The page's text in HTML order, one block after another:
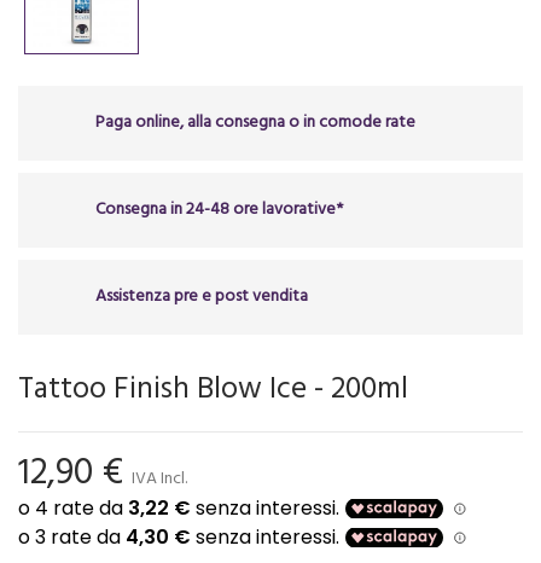
Paga online, alla consegna o in comode rate
Consegna in 24-48 ore lavorative*
Assistenza pre e post vendita
Tattoo Finish Blow Ice - 200ml
12,90 € IVA Incl.